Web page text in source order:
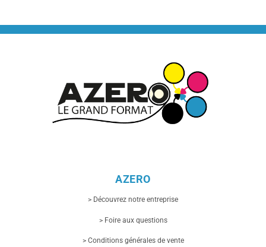
AZERO
> Découvrez notre entreprise
> Foire aux questions
> Conditions générales de vente